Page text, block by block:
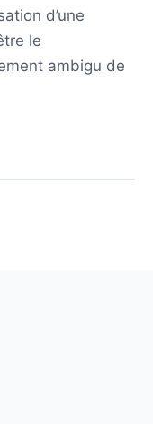
d’une
le
ambigu de